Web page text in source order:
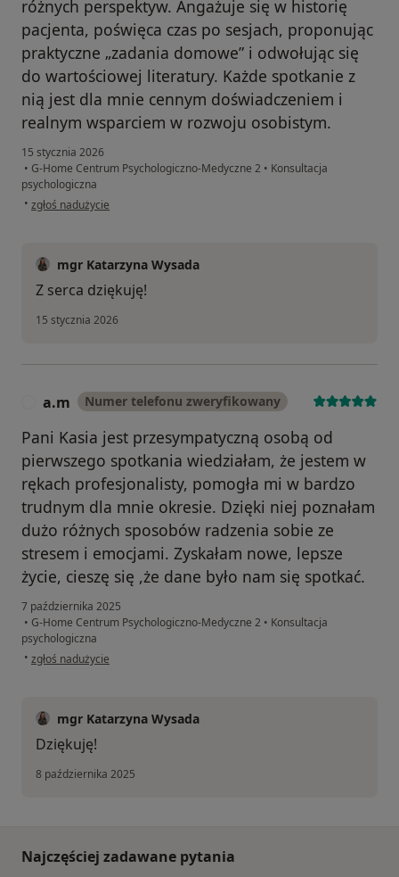
różnych perspektyw. Angażuje się w historię
pacjenta, poświęca czas po sesjach, proponując
praktyczne „zadania domowe” i odwołując się
do wartościowej literatury. Każde spotkanie z
nią jest dla mnie cennym doświadczeniem i
realnym wsparciem w rozwoju osobistym.
15 stycznia 2026
• G-Home Centrum Psychologiczno-Medyczne 2 • Konsultacja
psychologiczna
• w opinii użytkownika Agata
zgłoś nadużycie
mgr Katarzyna Wysada
Z serca dziękuję!
15 stycznia 2026
a.m Numer telefonu zweryfikowany
Pani Kasia jest przesympatyczną osobą od
pierwszego spotkania wiedziałam, że jestem w
rękach profesjonalisty, pomogła mi w bardzo
trudnym dla mnie okresie. Dzięki niej poznałam
dużo różnych sposobów radzenia sobie ze
stresem i emocjami. Zyskałam nowe, lepsze
życie, cieszę się ,że dane było nam się spotkać.
7 października 2025
• G-Home Centrum Psychologiczno-Medyczne 2 • Konsultacja
psychologiczna
• w opinii użytkownika a.m
zgłoś nadużycie
mgr Katarzyna Wysada
Dziękuję!
8 października 2025
Najczęściej zadawane pytania